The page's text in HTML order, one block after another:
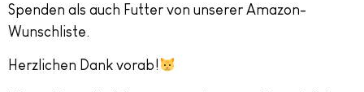
Spenden als auch Futter von unserer Amazon-
Wunschliste.
Herzlichen Dank vorab!